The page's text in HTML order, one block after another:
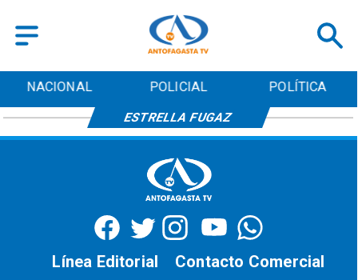
NACIONAL POLICIAL POLÍTICA
ESTRELLA FUGAZ
Contacto Comercial
Línea Editorial